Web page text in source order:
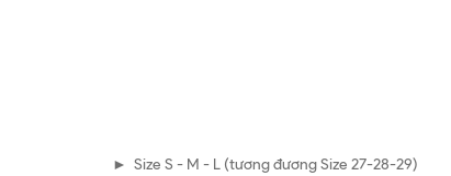
► Size S - M - L (tương đương Size 27-28-29)